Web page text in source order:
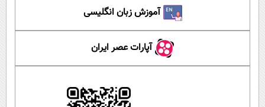
آموزش زبان انگلیسی
آپارات عصر ایران